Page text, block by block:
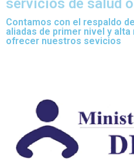
servicios de salud
Contamos con el respaldo
aliadas de primer nivel y
ofrecer nuestros sevicios